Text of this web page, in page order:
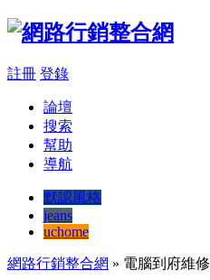
註冊 登錄
論壇
搜索
幫助
導航
默認風格
jeans
uchome
網路行銷整合網 » 電腦到府維修